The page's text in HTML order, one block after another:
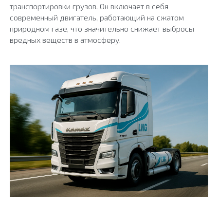
транспортировки грузов. Он включает в себя
современный двигатель, работающий на сжатом
природном газе, что значительно снижает выбросы
вредных веществ в атмосферу.